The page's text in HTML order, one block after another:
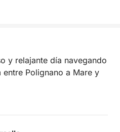
y relajante día navegando
Polignano a Mare y
acantilados de